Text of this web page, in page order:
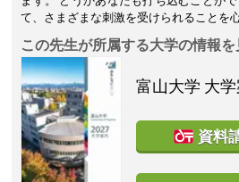
て、さまざまな刺激を受けられることを
この先生が所属する大学の情報を
富山大学 大
資料